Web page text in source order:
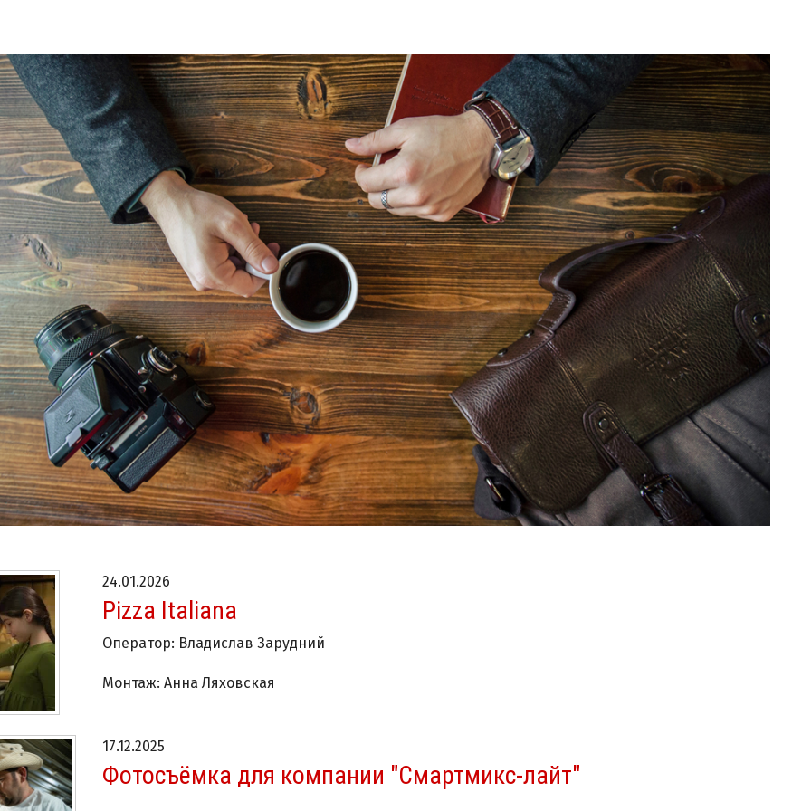
24.01.2026
Pizza Italiana
Оператор: Владислав Зарудний
Монтаж: Анна Ляховская
17.12.2025
Фотосъёмка для компании "Смартмикс-лайт"